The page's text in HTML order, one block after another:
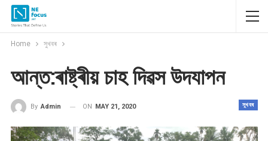
Home সুখবৰ
আন্ত:ৰাষ্ট্ৰীয় চাহ দিৱস উদযাপন
সুখবৰ
By Admin ON MAY 21, 2020